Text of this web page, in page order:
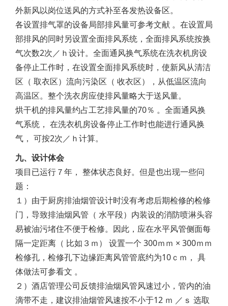
外新风以岗位送风的方式补至各发热设备区。
各设置排气罩的设备局部排风量可参考文献 。在设置局
部排风的同时另设置全面排风系统，全面排风系统按换
气次数2次／ｈ设计。全面通风换气系统在洗衣机房设
备停止工作时，在设置全面排风系统时，使新风从清洁
区（ 取衣区）流向污染区（ 收衣区），从低温区流向
高温区。整个洗衣房应使排风量略大于送风量。
烘干机的排风量约占工艺排风量的70％ 。全面通风换
气系统， 在洗衣机房设备停止工作时也能进行通风换
气， 可按2次／ｈ计算。
九、设计体会
项目已运行７年， 整体状态良好。但是也出现一些问
题：
１）由于厨房排油烟管设计时没有考虑后期检修的检修
门，导致排油烟风管（ 水平段）内装设的消防喷淋头容
易被油污堵住不便于检修。因此，应在水平风管侧面每
隔一定距离（ 比如３ｍ） 设置一个 300ｍｍ × 300ｍｍ
检修孔，检修孔下边缘距离风管管底约为10ｃｍ， 具
体做法可参看文 。
２）酒店管理公司反馈排油烟风管风速过小，管内的油
滴带不走，建议排油烟管风速按不小于12 ｍ ／ｓ 选取